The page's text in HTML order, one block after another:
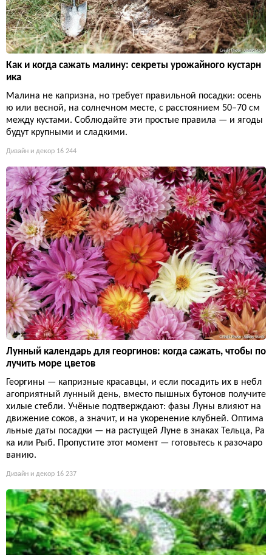
Как и когда сажать малину: секреты урожайного кустарн
ика
Малина не капризна, но требует правильной посадки: осень
ю или весной, на солнечном месте, с расстоянием 50–70 см
между кустами. Соблюдайте эти простые правила — и ягоды
будут крупными и сладкими.
Дизайн и декор 16 244
Лунный календарь для георгинов: когда сажать, чтобы по
лучить море цветов
Георгины — капризные красавцы, и если посадить их в небл
агоприятный лунный день, вместо пышных бутонов получите
хилые стебли. Учёные подтверждают: фазы Луны влияют на
движение соков, а значит, и на укоренение клубней. Оптима
льные даты посадки — на растущей Луне в знаках Тельца, Ра
ка или Рыб. Пропустите этот момент — готовьтесь к разочаро
ванию.
Дизайн и декор 16 237